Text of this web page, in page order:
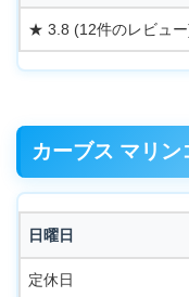
★ 3.8 (12件のレビュ
カーブス マリ
日曜日
定休日